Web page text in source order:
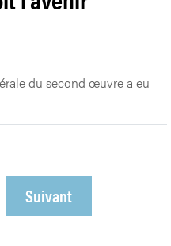
du second œuvre a eu
Suivant